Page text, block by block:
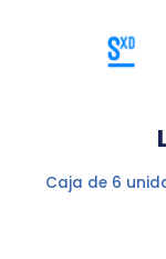
Caja de 6